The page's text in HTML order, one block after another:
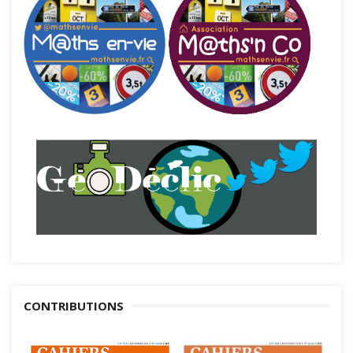
CONTRIBUTIONS